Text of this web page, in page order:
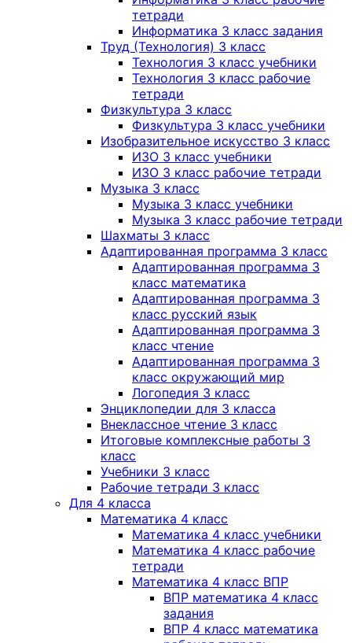
тетради
Информатика 3 класс задания
Труд (Технология) 3 класс
Технология 3 класс учебники
Технология 3 класс рабочие
тетради
Физкультура 3 класс
Физкультура 3 класс учебники
Изобразительное искусство 3 класс
ИЗО 3 класс учебники
ИЗО 3 класс рабочие тетради
Музыка 3 класс
Музыка 3 класс учебники
Музыка 3 класс рабочие тетради
Шахматы 3 класс
Адаптированная программа 3 класс
Адаптированная программа 3
класс математика
Адаптированная программа 3
класс русский язык
Адаптированная программа 3
класс чтение
Адаптированная программа 3
класс окружающий мир
Логопедия 3 класс
Энциклопедии для 3 класса
Внеклассное чтение 3 класс
Итоговые комплексные работы 3
класс
Учебники 3 класс
Рабочие тетради 3 класс
Для 4 класса
Математика 4 класс
Математика 4 класс учебники
Математика 4 класс рабочие
тетради
Математика 4 класс ВПР
ВПР математика 4 класс
задания
ВПР 4 класс математика